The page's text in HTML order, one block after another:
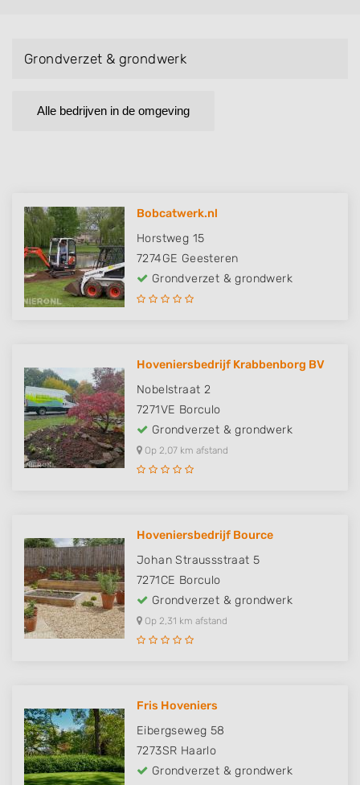
Grondverzet & grondwerk
Alle bedrijven in de omgeving
Bobcatwerk.nl
Horstweg 15
7274GE Geesteren
Grondverzet & grondwerk
Hoveniersbedrijf Krabbenborg BV
Nobelstraat 2
7271VE Borculo
Grondverzet & grondwerk
Op 2,07 km afstand
Hoveniersbedrijf Bource
Johan Straussstraat 5
7271CE Borculo
Grondverzet & grondwerk
Op 2,31 km afstand
Fris Hoveniers
Eibergseweg 58
7273SR Haarlo
Grondverzet & grondwerk